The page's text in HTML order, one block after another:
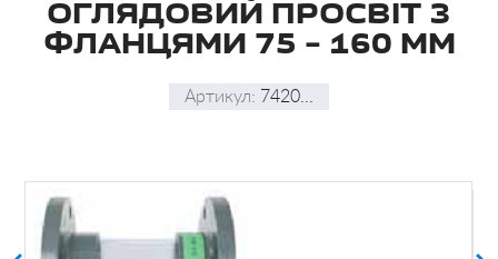
RU
UA
ОГЛЯДОВИЙ ПРОСВІТ З
ФЛАНЦЯМИ 75 – 160 ММ
Артикул: 7420...